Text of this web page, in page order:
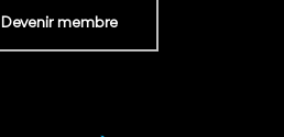
Devenir membre